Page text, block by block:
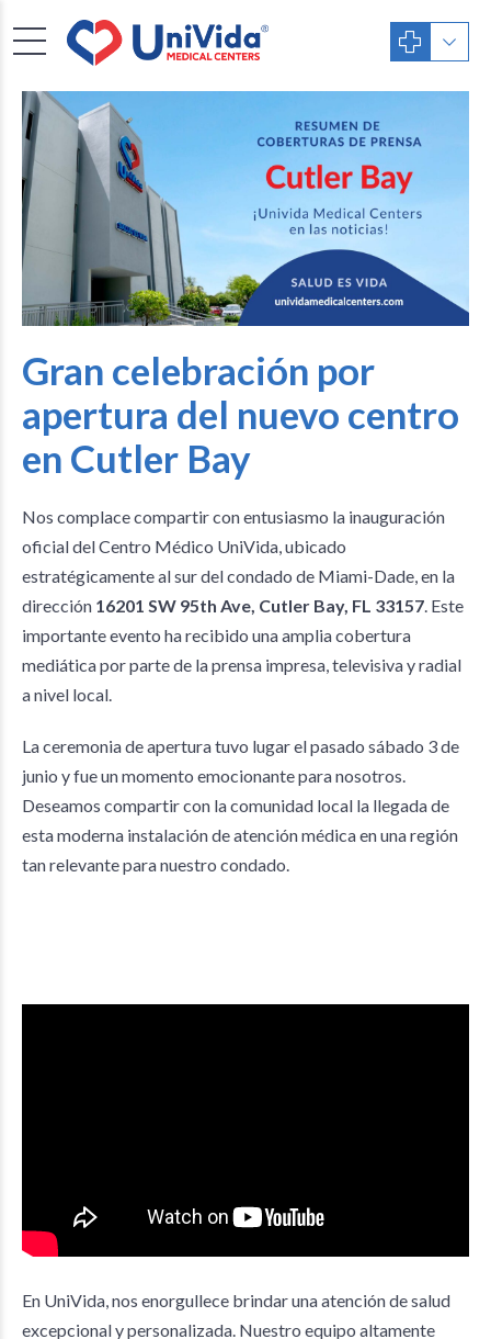
Gran celebración por
apertura del nuevo centro
en Cutler Bay
Nos complace compartir con entusiasmo la inauguración
oficial del Centro Médico UniVida, ubicado
estratégicamente al sur del condado de Miami-Dade, en la
dirección 16201 SW 95th Ave, Cutler Bay, FL 33157 . Este
importante evento ha recibido una amplia cobertura
mediática por parte de la prensa impresa, televisiva y radial
a nivel local.
La ceremonia de apertura tuvo lugar el pasado sábado 3 de
junio y fue un momento emocionante para nosotros.
Deseamos compartir con la comunidad local la llegada de
esta moderna instalación de atención médica en una región
tan relevante para nuestro condado.
En UniVida, nos enorgullece brindar una atención de salud
excepcional y personalizada. Nuestro equipo altamente